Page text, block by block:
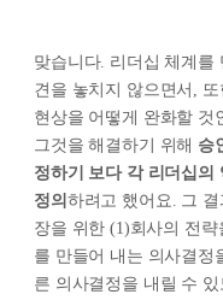
맞습니다. 리더십 체계를
견을 놓치지 않으면서,
현상을 어떻게 완화할 것
그것을 해결하기 위해 승
정하기 보다 각 리더십의
정의 하려고 했어요. 그
장을 위한 (1)회사의 전
를 만들어 내는 의사결정
른 의사결정을 내릴 수